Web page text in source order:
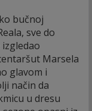
bučnoj
sve do
Marsela
glavom i
način da
u dresu